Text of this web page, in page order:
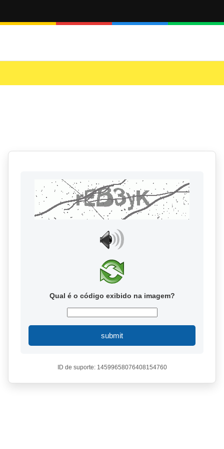
Qual é o código exibido na imagem?
submit
ID de suporte: 14599658076408154760